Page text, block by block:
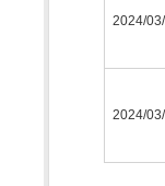
2024/
2024/